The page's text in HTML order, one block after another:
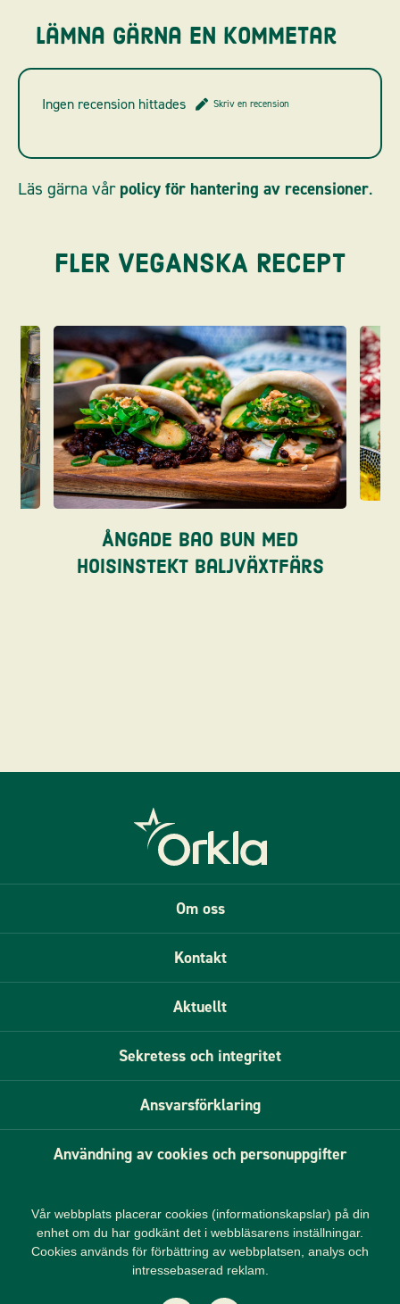
Lämna gärna en kommetar
Ingen recension hittades Skriv en recension
Läs gärna vår policy för hantering av recensioner.
FLER VEGANSKA RECEPT
Ångade bao bun med
hoisinstekt baljväxtfärs
Om oss
Kontakt
Aktuellt
Sekretess och integritet
Ansvarsförklaring
Användning av cookies och personuppgifter
Vår webbplats placerar cookies (informationskapslar) på din
enhet om du har godkänt det i webbläsarens inställningar.
Cookies används för förbättring av webbplatsen, analys och
intressebaserad reklam.